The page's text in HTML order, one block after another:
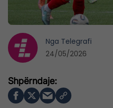
Nga Telegrafi
24/05/2026